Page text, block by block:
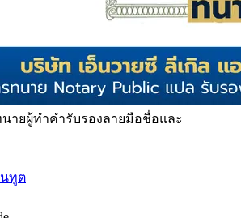
ายผู้ทำคำรับรองลายมือชื่อและ
ทูต